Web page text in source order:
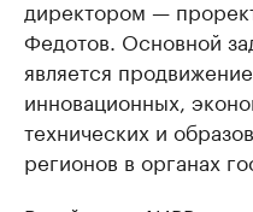
директором —
Федотов. Основной
является
инновационных,
технических и
регионов в органах